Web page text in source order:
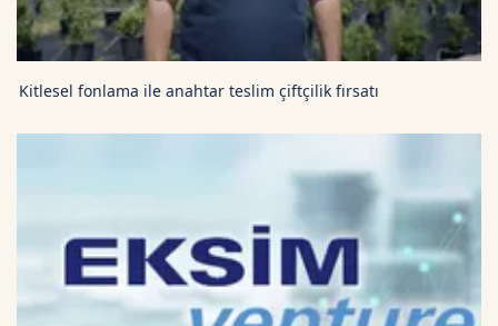
Kitlesel fonlama ile anahtar teslim çiftçilik fırsatı